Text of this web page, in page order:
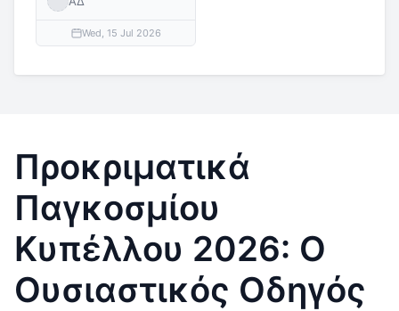
Wed, 15 Jul 2026
Προκριματικά
Παγκοσμίου
Κυπέλλου 2026: Ο
Ουσιαστικός Οδηγός